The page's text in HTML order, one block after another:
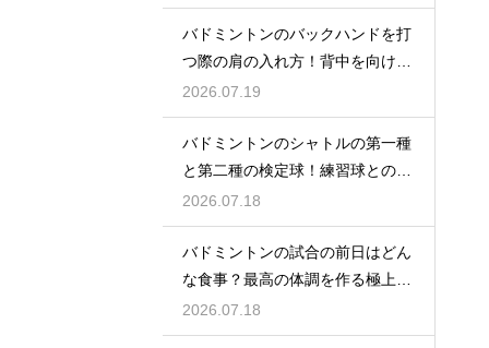
バドミントンのバックハンドを打
つ際の肩の入れ方！背中を向けて
構える
2026.07.19
バドミントンのシャトルの第一種
と第二種の検定球！練習球との違
いとは
2026.07.18
バドミントンの試合の前日はどん
な食事？最高の体調を作る極上メ
ニュー
2026.07.18